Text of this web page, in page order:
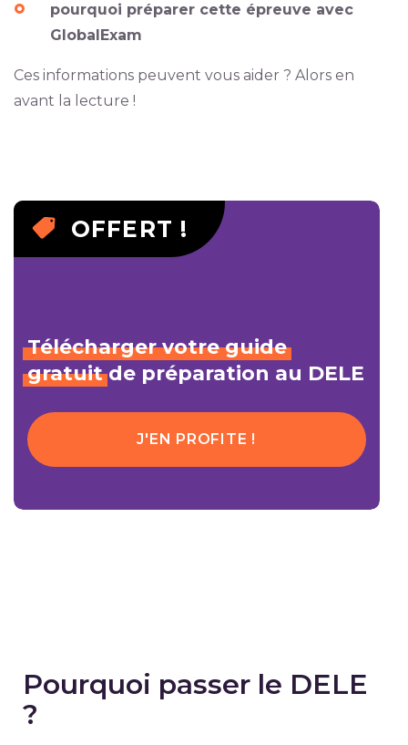
pourquoi préparer cette épreuve avec
GlobalExam
Ces informations peuvent vous aider ? Alors en
avant la lecture !
OFFERT !
Télécharger votre guide
gratuitde préparation au DELE
J'EN PROFITE !
Pourquoi passer le DELE
?